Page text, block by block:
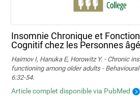
Insomnie Chronique et
Cognitif chez les Personnes
Haimov I, Hanuka E, Horowitz Y. - Chronic
functioning among older adults -
6:32-54.
Article complet disponible via PubMed